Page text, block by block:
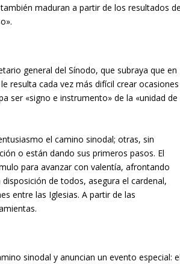
maduran a partir de los resultados
general del Sínodo, que subraya que en
resulta cada vez más difícil crear ocasiones
ser «signo e instrumento» de la «unidad de
el camino sinodal; otras, sin
o están dando sus primeros pasos. El
para avanzar con valentía, afrontando
de todos, asegura el cardenal,
entre las Iglesias. A partir de las
sinodal y anuncian un evento especial: